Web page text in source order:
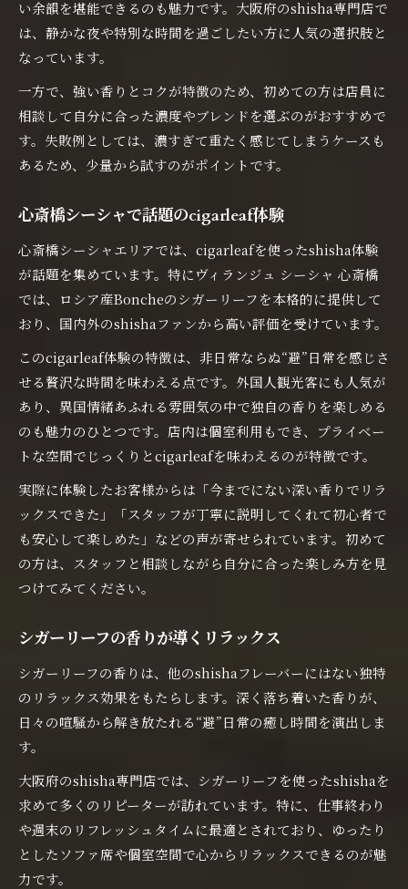
い余韻を堪能できるのも魅力です。大阪府のshisha専門店で
は、静かな夜や特別な時間を過ごしたい方に人気の選択肢と
なっています。
一方で、強い香りとコクが特徴のため、初めての方は店員に
相談して自分に合った濃度やブレンドを選ぶのがおすすめで
す。失敗例としては、濃すぎて重たく感じてしまうケースも
あるため、少量から試すのがポイントです。
心斎橋シーシャで話題のcigarleaf体験
心斎橋シーシャエリアでは、cigarleafを使ったshisha体験
が話題を集めています。特にヴィランジュ シーシャ 心斎橋
では、ロシア産Boncheのシガーリーフを本格的に提供して
おり、国内外のshishaファンから高い評価を受けています。
このcigarleaf体験の特徴は、非日常ならぬ“避”日常を感じさ
せる贅沢な時間を味わえる点です。外国人観光客にも人気が
あり、異国情緒あふれる雰囲気の中で独自の香りを楽しめる
のも魅力のひとつです。店内は個室利用もでき、プライベー
トな空間でじっくりとcigarleafを味わえるのが特徴です。
実際に体験したお客様からは「今までにない深い香りでリラ
ックスできた」「スタッフが丁寧に説明してくれて初心者で
も安心して楽しめた」などの声が寄せられています。初めて
の方は、スタッフと相談しながら自分に合った楽しみ方を見
つけてみてください。
シガーリーフの香りが導くリラックス
シガーリーフの香りは、他のshishaフレーバーにはない独特
のリラックス効果をもたらします。深く落ち着いた香りが、
日々の喧騒から解き放たれる“避”日常の癒し時間を演出しま
す。
大阪府のshisha専門店では、シガーリーフを使ったshishaを
求めて多くのリピーターが訪れています。特に、仕事終わり
や週末のリフレッシュタイムに最適とされており、ゆったり
としたソファ席や個室空間で心からリラックスできるのが魅
力です。